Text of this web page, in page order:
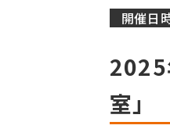
開催日
2025
室」